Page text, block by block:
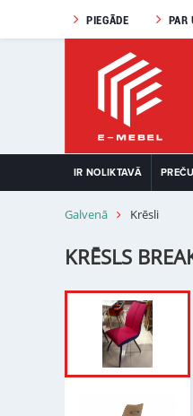
PIEGĀDE PAR
IR NOLIKTAVĀ
Galvenā Krēsli
KRĒSLS